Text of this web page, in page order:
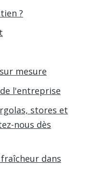
?
mesure
l'entreprise
stores et
nous dès
dans